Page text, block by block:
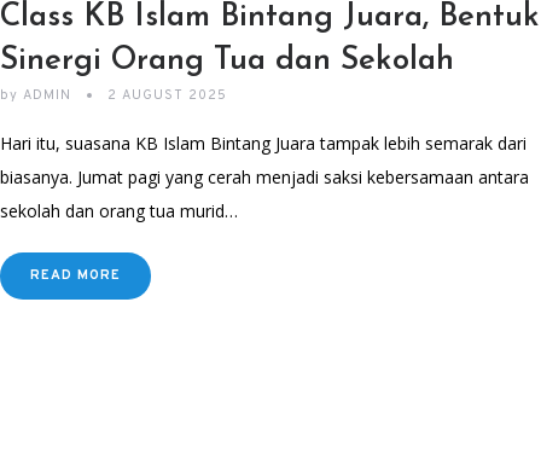
Class KB Islam Bintang Juara, Bentuk
Sinergi Orang Tua dan Sekolah
by ADMIN 2 AUGUST 2025
Hari itu, suasana KB Islam Bintang Juara tampak lebih semarak dari
biasanya. Jumat pagi yang cerah menjadi saksi kebersamaan antara
sekolah dan orang tua murid…
READ MORE